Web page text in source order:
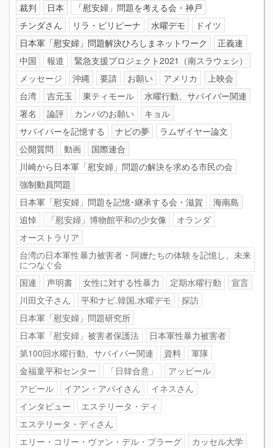
裁判
日本
「慰安婦」問題を考える会・神戸
チンダさん
リラ・ピリピーナ 水曜デモ
ドイツ
日本軍「慰安婦」問題解決ひろしまネットワーク
正義連
中国
報道
緊急支援プロジェクト2021（南スラウェシ）
メッセージ
沖縄 要請 お願い アメリカ
上映会
台湾
吉元玉 東ティモール
水曜行動、サバイバー関連
署名
論評 カンパのお願い
キョル
サバイバーを記憶する
ナビの夢
ラムザイヤー論文
公開質問
動画
国際連合
川崎から日本軍「慰安婦」問題の解決を求める市民の会
強制動員問題
日本軍「慰安婦」問題を記憶･継承する会・滋賀
海南島
追悼
「慰安婦」博物館平和の少女像
オランダ
オーストラリア
台湾の日本軍性暴力被害者・阿嬤たちの体験を記憶し、未来
につなぐ会
国連
声明書 女性に対する性暴力 定期水曜行動
宣言
川田文子さん
平和ナビ.韓国.水曜デモ
探訪
日本軍「慰安婦」問題研究所
日本軍「慰安婦」被害者保護法
日本軍性暴力被害者
第100回水曜行動、サバイバー関連
資料
軍隊
金福童平和センター
「日韓合意」
アッピール
アピール
イアン・アパイさん
イネスさん
インタビュー
エステリータ・ディ
エステリータ・ディさん
エリー・コリー・ヴァン・デル・プラーグ
カッセル大学